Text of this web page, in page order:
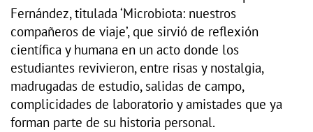
Fernández, titulada ‘Microbiota: nuestros
compañeros de viaje’, que sirvió de reflexión
científica y humana en un acto donde los
estudiantes revivieron, entre risas y nostalgia,
madrugadas de estudio, salidas de campo,
complicidades de laboratorio y amistades que ya
forman parte de su historia personal.